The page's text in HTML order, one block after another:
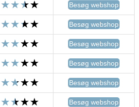
Besøg webshop
Besøg webshop
Besøg webshop
Besøg webshop
Besøg webshop
Besøg webshop